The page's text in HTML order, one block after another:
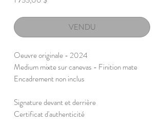
VENDU
Oeuvre originale - 2024
Medium mixte sur canevas - Finition mate
Encadrement non inclus
Signature devant et derrière
Certificat d'authenticité